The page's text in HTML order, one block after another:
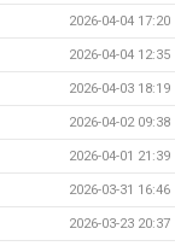
2026-04-04 17:20
2026-04-04 12:35
2026-04-03 18:19
2026-04-02 09:38
2026-04-01 21:39
2026-03-31 16:46
2026-03-23 20:37